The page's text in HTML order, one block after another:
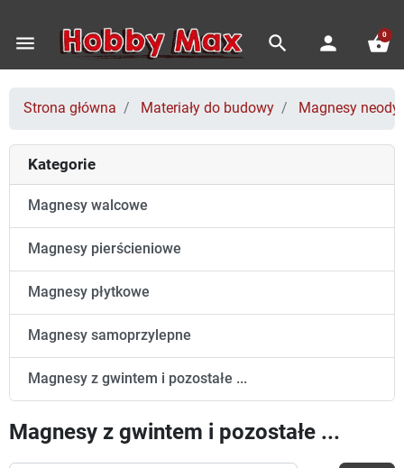
menu search person shopping_basket
0
Strona główna Materiały do budowy Magnesy
Kategorie
Magnesy walcowe
Magnesy pierścieniowe
Magnesy płytkowe
Magnesy samoprzylepne
Magnesy z gwintem i pozostałe ...
Magnesy z gwintem i pozostałe ...